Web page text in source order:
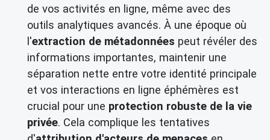
de vos activités en ligne, même avec des
outils analytiques avancés. À une époque où
l'extraction de métadonnées peut révéler des
informations importantes, maintenir une
séparation nette entre votre identité principale
et vos interactions en ligne éphémères est
crucial pour une protection robuste de la vie
privée. Cela complique les tentatives